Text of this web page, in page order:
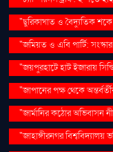
"ছুরিকাঘাত ও বৈদ্যুতিক
"জমিয়ত ও এবি পার্টি: সংস্কার
"জয়পুরহাটে হাট ইজারায়
"জাপানের পক্ষ থেকে
"জার্মানির কঠোর অভিবাসন
"জাহাঙ্গীরনগর বিশ্ববিদ্যালয়